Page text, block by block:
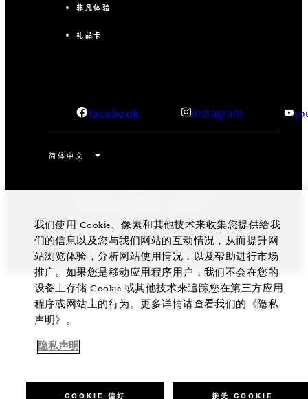
非凡体验
礼品卡
facebook instagram
京ICP备14021657号-1
我们使用 Cookie、像素和其他技术来收集您提供给我
们的信息以及您与我们网站的互动情况，从而提升网
站浏览体验，分析网站使用情况，以及帮助进行市场
推广。如果您是移动应用程序用户，我们不会在您的
设备上存储 Cookie 或其他技术来追踪您在第三方应用
程序或网站上的行为。更多详情请查看我们的《隐私
声明》。
隐私声明
COOKIE 偏好 接受 COOKIE